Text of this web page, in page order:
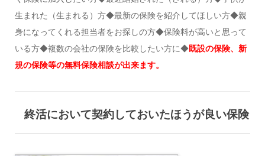
生まれた（生まれる）方◆最新の保険を紹介してほしい方◆親
身になってくれる担当者をお探しの方◆保険料が高いと思って
いる方◆複数の会社の保険を比較したい方に◆既設の保険、新
規の保険等の無料保険相談が出来ます。
終活において契約しておいたほうが良い保険